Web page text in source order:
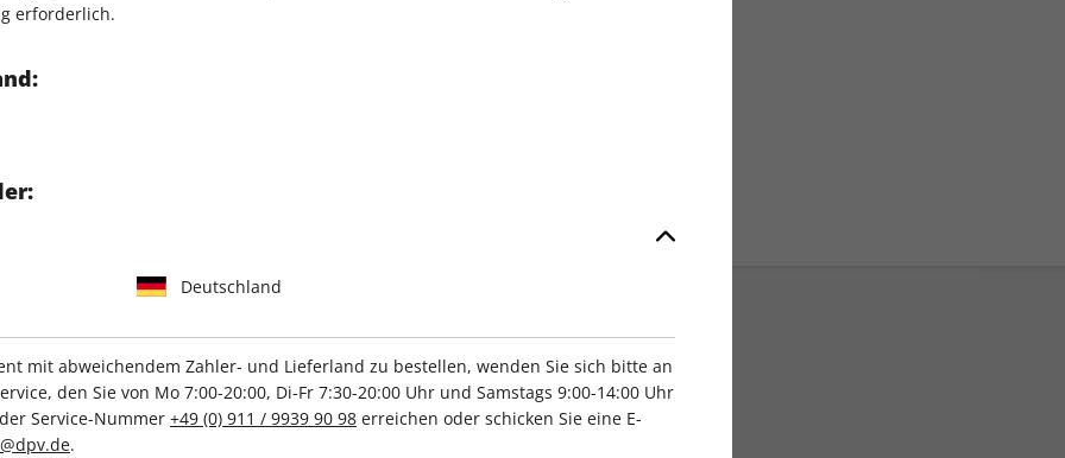
doch es ist noch
verfügbare
und Parser für eine
mit Bezug zum
IHRE ABO-VORTEILE
erforderlich.
Deutschland
mit abweichendem Zahler- und Lieferland zu bestellen, wenden Sie sich bitte an
den Sie von Mo 7:00-20:00, Di-Fr 7:30-20:00 Uhr und Samstags 9:00-14:00 Uhr
Service-Nummer +49 (0) 911 / 9939 90 98 erreichen oder schicken Sie eine E-
.